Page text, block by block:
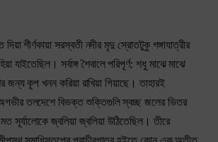
শীর্ণকায়া সরস্বতী নদীর মৃদু স্রোতটুকু গঙ্গাযাত্রীর
যাইতেছিল। সর্বাঙ্গ শৈবালে পরিপূর্ণ; শধু মাঝে মাঝে
জন্য কূপ খনন করিয়া রাখিয়া গিয়াছে। তাহারই
তলদেশে বিভক্ত শুক্তিগুলি স্বচ্ছ জলের ভিতর
সূর্যালোকে জ্বলিয়া জ্বলিয়া উঠিতেছিল। তীরে